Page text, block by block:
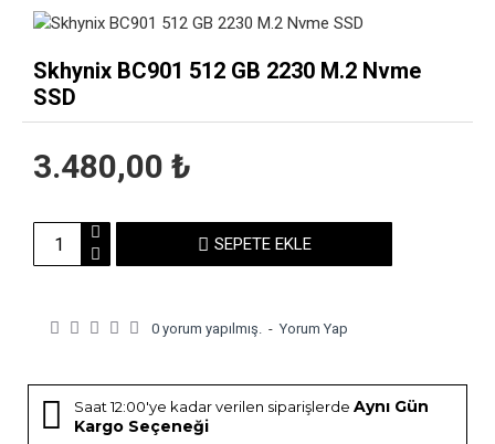
Skhynix BC901 512 GB 2230 M.2 Nvme
SSD
0 yorum yapılmış. - Yorum Yap
3.480,00 ₺
SEPETE EKLE
Saat 12:00'ye kadar verilen siparişlerde Aynı Gün
Kargo Seçeneği